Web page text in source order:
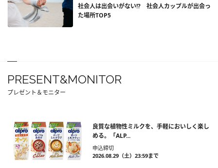
社会人は出会いがない!? 社会人カップルが出会っ
た場所TOP5
PRESENT&MONITOR
プレゼント＆モニター
良質な植物性ミルクを、手軽においしく楽し
める。「ALP...
申込締切
2026.08.29（土）23:59まで